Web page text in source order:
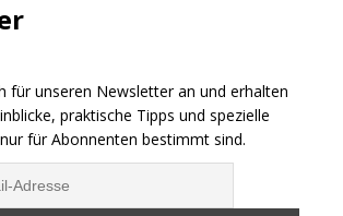
für unseren Newsletter an und erhalten
praktische Tipps und spezielle
für Abonnenten bestimmt sind.